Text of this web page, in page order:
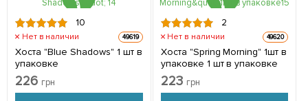
10
Нет в наличии 49619
Хоста "Blue Shadows" 1 шт в
упаковке
226 грн
2
Нет в наличии 49620
Хоста "Spring Morning" 1шт в
упаковке 1 шт в упаковке
223 грн